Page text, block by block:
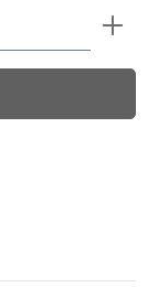
Wert ein